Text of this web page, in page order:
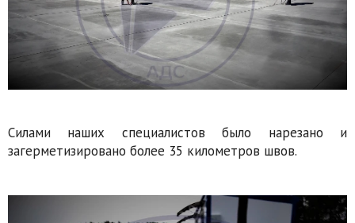
Силами наших специалистов было нарезано и
загерметизировано более 35 километров швов.